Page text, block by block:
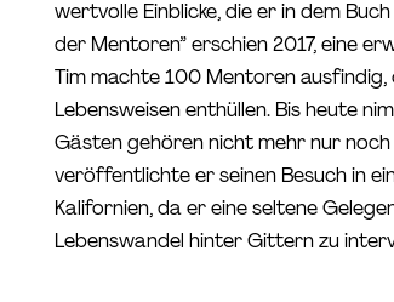
wertvolle Einblicke, die er in dem
der Mentoren” erschien 2017, eine
Tim machte 100 Mentoren
Lebensweisen enthüllen. Bis heute
Gästen gehören nicht mehr nur
veröffentlichte er seinen Besuch in
Kalifornien, da er eine seltene
Lebenswandel hinter Gittern zu